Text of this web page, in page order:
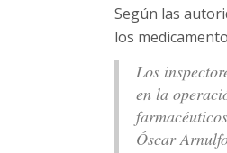
Según las
los
Los
en la
Óscar